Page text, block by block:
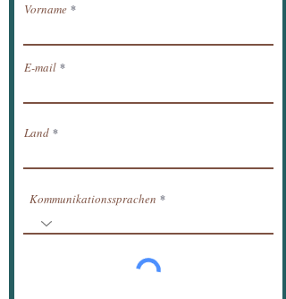
Vorname
E-mail
Land
Kommunikationssprachen